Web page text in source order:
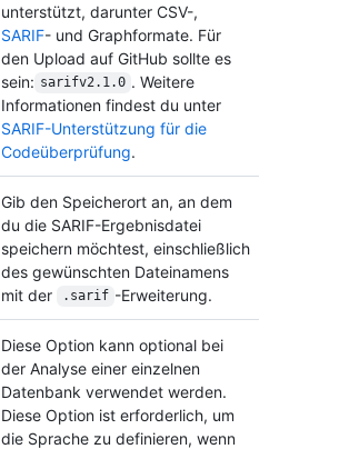
unterstützt, darunter CSV-,
SARIF- und Graphformate. Für
den Upload auf GitHub sollte es
sein: sarifv2.1.0 . Weitere
Informationen findest du unter
SARIF-Unterstützung für die
Codeüberprüfung.
Gib den Speicherort an, an dem
du die SARIF-Ergebnisdatei
speichern möchtest, einschließlich
des gewünschten Dateinamens
mit der
.sarif -Erweiterung.
Diese Option kann optional bei
der Analyse einer einzelnen
Datenbank verwendet werden.
Diese Option ist erforderlich, um
die Sprache zu definieren, wenn